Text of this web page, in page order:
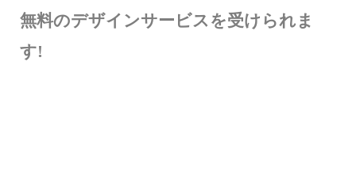
無料のデザインサービスを受けられま
す!